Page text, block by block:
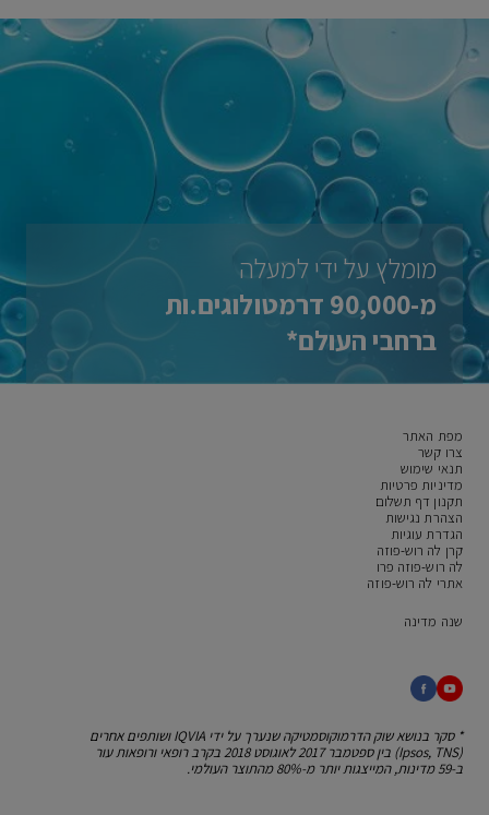
מומלץ על ידי למעלה
מ-90,000 דרמטולוגים.ות
ברחבי העולם*
מפת האתר
צרו קשר
תנאי שימוש
מדיניות פרטיות
תקנון דף תשלום
הצהרת נגישות
הגדרת עוגיות
קרן לה רוש-פוזה
לה רוש-פוזה פרו
אתרי לה רוש-פוזה
שנה מדינה
* סקר בנושא שוק הדרמוקוסמטיקה שנערך על ידי IQVIA
ושותפים אחרים
(Ipsos, TNS) בין ספטמבר 2017 לאוגוסט 2018
בקרב רופאי ורופאות עור
ב-59 מדינות, המייצגות יותר מ-80% מהתוצר העולמי.